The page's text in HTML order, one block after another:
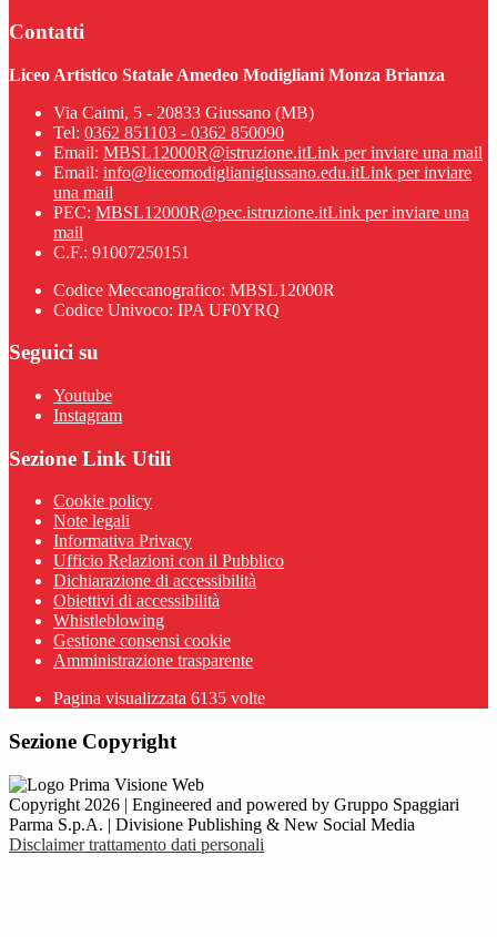
Contatti
Liceo Artistico Statale Amedeo Modigliani Monza Brianza
Via Caimi, 5 - 20833 Giussano (MB)
Tel: 0362 851103 - 0362 850090
Email: MBSL12000R@istruzione.itLink per inviare una mail
Email: info@liceomodiglianigiussano.edu.itLink per inviare
una mail
PEC: MBSL12000R@pec.istruzione.itLink per inviare una
mail
C.F.: 91007250151
Codice Meccanografico: MBSL12000R
Codice Univoco: IPA UF0YRQ
Seguici su
Youtube
Instagram
Sezione Link Utili
Cookie policy
Note legali
Informativa Privacy
Ufficio Relazioni con il Pubblico
Dichiarazione di accessibilità
Obiettivi di accessibilità
Whistleblowing
Gestione consensi cookie
Amministrazione trasparente
Pagina visualizzata 6135 volte
Sezione Copyright
Copyright 2026 | Engineered and powered by Gruppo Spaggiari
Parma S.p.A. | Divisione Publishing & New Social Media
Disclaimer trattamento dati personali